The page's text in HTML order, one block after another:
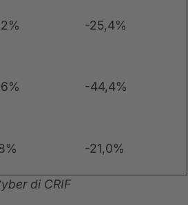
-25,4%
-44,4%
-21,0%
di CRIF